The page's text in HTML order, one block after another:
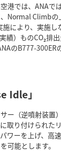
港では、ANAで
Normal Climbの
により、実施し
績）ものCO₂排
のB777-300ER
Idle」
ー（逆噴射装置
取り付けられた
ワーを上げ、高
可能とします。